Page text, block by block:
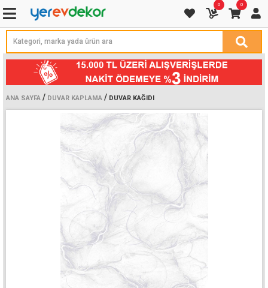
0 0
ANA SAYFA / DUVAR KAPLAMA / DUVAR KAĞIDI